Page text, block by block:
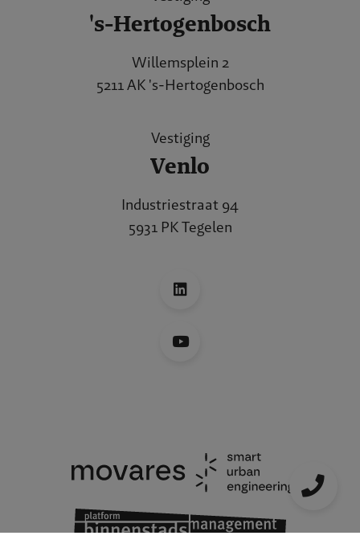
's-Hertogenbosch
Willemsplein 2
5211 AK 's-Hertogenbosch
Vestiging
Venlo
Industriestraat 94
5931 PK Tegelen